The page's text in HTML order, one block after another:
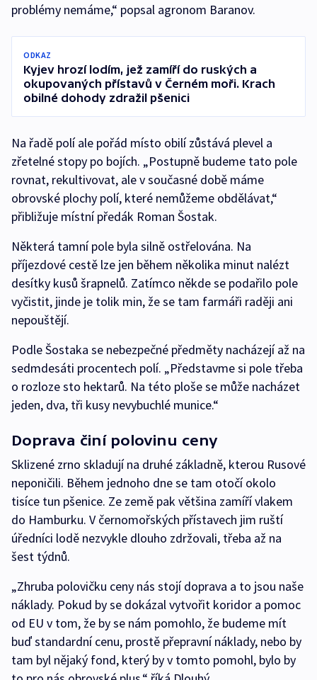
problémy nemáme,“ popsal agronom Baranov.
ODKAZ
Kyjev hrozí lodím, jež zamíří do ruských a
okupovaných přístavů v Černém moři. Krach
obilné dohody zdražil pšenici
Na řadě polí ale pořád místo obilí zůstává plevel a
zřetelné stopy po bojích. „Postupně budeme tato pole
rovnat, rekultivovat, ale v současné době máme
obrovské plochy polí, které nemůžeme obdělávat,“
přibližuje místní předák Roman Šostak.
Některá tamní pole byla silně ostřelována. Na
příjezdové cestě lze jen během několika minut nalézt
desítky kusů šrapnelů. Zatímco někde se podařilo pole
vyčistit, jinde je tolik min, že se tam farmáři raději ani
nepouštějí.
Podle Šostaka se nebezpečné předměty nacházejí až na
sedmdesáti procentech polí. „Představme si pole třeba
o rozloze sto hektarů. Na této ploše se může nacházet
jeden, dva, tři kusy nevybuchlé munice.“
Doprava činí polovinu ceny
Sklizené zrno skladují na druhé základně, kterou Rusové
neponičili. Během jednoho dne se tam otočí okolo
tisíce tun pšenice. Ze země pak většina zamíří vlakem
do Hamburku. V černomořských přístavech jim ruští
úředníci lodě nezvykle dlouho zdržovali, třeba až na
šest týdnů.
„Zhruba polovičku ceny nás stojí doprava a to jsou naše
náklady. Pokud by se dokázal vytvořit koridor a pomoc
od EU v tom, že by se nám pomohlo, že budeme mít
buď standardní cenu, prostě přepravní náklady, nebo by
tam byl nějaký fond, který by v tomto pomohl, bylo by